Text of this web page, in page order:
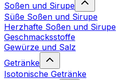
Soßen und Sirupe
Süße Soßen und Sirupe
Herzhafte Soßen und Sirupe
Geschmacksstoffe
Gewürze und Salz
Getränke
Isotonische Getränke